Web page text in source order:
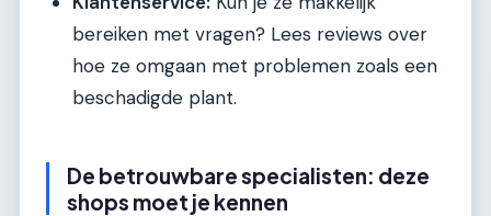
bereiken met vragen? Lees reviews over
hoe ze omgaan met problemen zoals een
beschadigde plant.
De betrouwbare specialisten: deze
shops moet je kennen